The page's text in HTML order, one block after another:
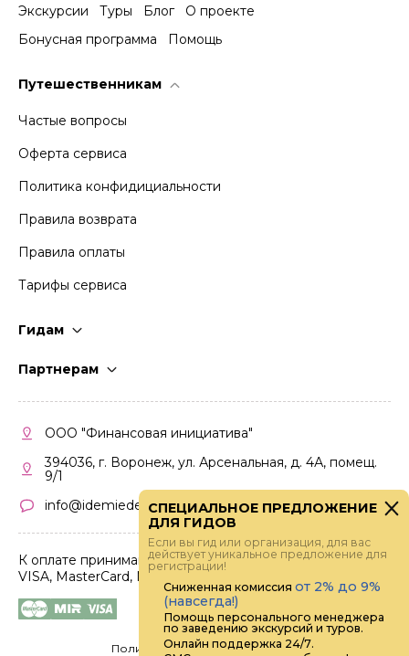
Экскурсии Туры Блог
О проекте
Бонусная программа
Помощь
Путешественникам
Частые вопросы
Оферта сервиса
Политика конфидициальности
Правила возврата
Правила оплаты
Тарифы сервиса
Гидам
Партнерам
Кабинет партнера
Правила участия
ООО "Финансовая инициатива"
394036, г. Воронеж, ул. Арсенальная, д. 4А, помещ.
9/1
info@idemiedem.ru
К оплате принимаются карты
VISA, MasterCard, МИР
Политика конфиденциальности
СПЕЦИАЛЬНОЕ ПРЕДЛОЖЕНИЕ
ДЛЯ ГИДОВ
Если вы гид или организация, для вас
действует уникальное предложение для
регистрации!
Сниженная комиссия от 2% до 9%
(навсегда!)
Помощь персонального менеджера
по заведению экскурсий и туров.
Онлайн поддержка 24/7.